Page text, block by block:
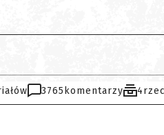
3765 komentarzy 4